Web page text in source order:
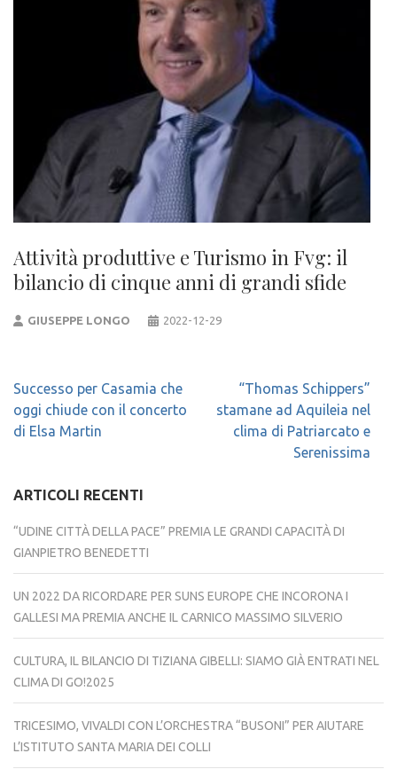
Attività produttive e Turismo in Fvg: il
bilancio di cinque anni di grandi sfide
GIUSEPPE LONGO 2022-12-29
Navigazione
articoli
Successo per Casamia che
oggi chiude con il concerto
di Elsa Martin
“Thomas Schippers”
stamane ad Aquileia nel
clima di Patriarcato e
Serenissima
ARTICOLI RECENTI
“UDINE CITTÀ DELLA PACE” PREMIA LE GRANDI CAPACITÀ DI
GIANPIETRO BENEDETTI
UN 2022 DA RICORDARE PER SUNS EUROPE CHE INCORONA I
GALLESI MA PREMIA ANCHE IL CARNICO MASSIMO SILVERIO
CULTURA, IL BILANCIO DI TIZIANA GIBELLI: SIAMO GIÀ ENTRATI NEL
CLIMA DI GO!2025
TRICESIMO, VIVALDI CON L’ORCHESTRA “BUSONI” PER AIUTARE
L’ISTITUTO SANTA MARIA DEI COLLI